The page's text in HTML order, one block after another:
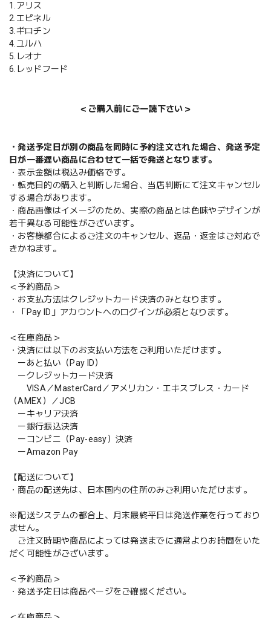
1.アリス
2.エピネル
3.ギロチン
4.ユルハ
5.レオナ
6.レッドフード
＜ご購入前にご一読下さい＞
・発送予定日が別の商品を同時に予約注文された場合、発送予定
日が一番遅い商品に合わせて一括で発送となります。
・表示金額は税込み価格です。
・転売目的の購入と判断した場合、当店判断にて注文キャンセル
する場合があります。
・商品画像はイメージのため、実際の商品とは色味やデザインが
若干異なる可能性がございます。
・お客様都合によるご注文のキャンセル、返品・返金はご対応で
きかねます。
【決済について】
＜予約商品＞
・お支払方法はクレジットカード決済のみとなります。
・「Pay ID」アカウントへのログインが必須となります。
＜在庫商品＞
・決済には以下のお支払い方法をご利用いただけます。
ーあと払い（Pay ID）
ークレジットカード決済
VISA／MasterCard／アメリカン・エキスプレス・カード
（AMEX）／JCB
ーキャリア決済
ー銀行振込決済
ーコンビニ（Pay-easy）決済
ーAmazon Pay
【配送について】
・商品の配送先は、日本国内の住所のみご利用いただけます。
※配送システムの都合上、月末最終平日は発送作業を行っており
ません。
ご注文時期や商品によっては発送までに通常よりお時間をいた
だく可能性がございます。
＜予約商品＞
・発送予定日は商品ページをご確認ください。